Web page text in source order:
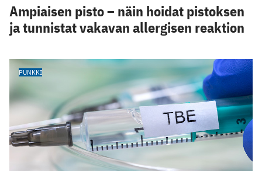
Ampiaisen pisto – näin hoidat pistoksen
ja tunnistat vakavan allergisen reaktion
PUNKKI